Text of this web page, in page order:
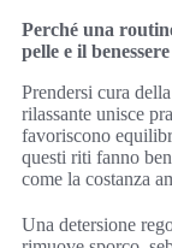
Perché una
pelle e il benessere
Prendersi cura
rilassante unisce
favoriscono
questi riti fanno
come la costanza
Una detersione